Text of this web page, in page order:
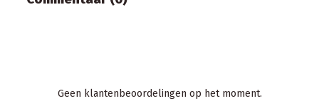
Geen klantenbeoordelingen op het moment.